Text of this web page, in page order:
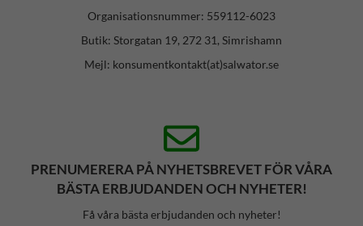
Organisationsnummer: 559112-6023
Butik: Storgatan 19, 272 31, Simrishamn
Mejl: konsumentkontakt(at)salwator.se
PRENUMERERA PÅ NYHETSBREVET FÖR VÅRA
BÄSTA ERBJUDANDEN OCH NYHETER!
Få våra bästa erbjudanden och nyheter!